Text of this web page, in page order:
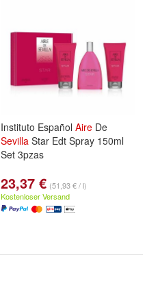
Instituto Español Aire De
Sevilla Star Edt Spray 150ml
Set 3pzas
23,37 € (51,93 € / l)
Kostenloser Versand